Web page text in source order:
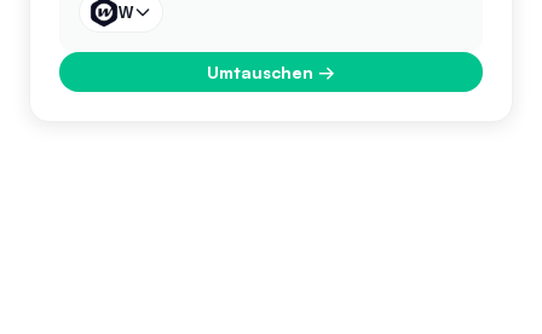
W
Umtauschen →